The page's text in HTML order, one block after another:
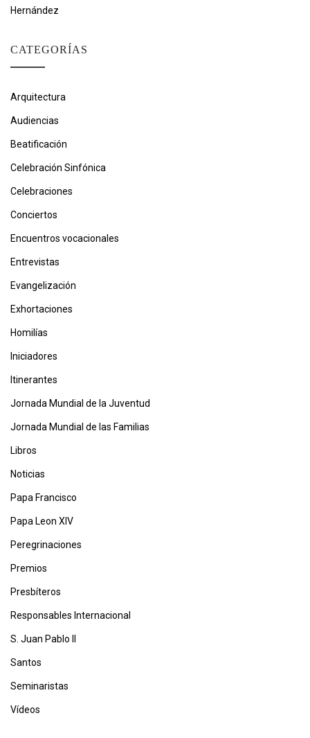
Hernández
CATEGORÍAS
Arquitectura
Audiencias
Beatificación
Celebración Sinfónica
Celebraciones
Conciertos
Encuentros vocacionales
Entrevistas
Evangelización
Exhortaciones
Homilías
Iniciadores
Itinerantes
Jornada Mundial de la Juventud
Jornada Mundial de las Familias
Libros
Noticias
Papa Francisco
Papa Leon XIV
Peregrinaciones
Premios
Presbíteros
Responsables Internacional
S. Juan Pablo II
Santos
Seminaristas
Vídeos